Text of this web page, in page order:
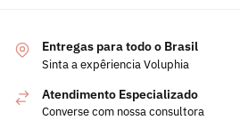
Entregas para todo o Brasil
Sinta a expêriencia Voluphia
Atendimento Especializado
Converse com nossa consultora